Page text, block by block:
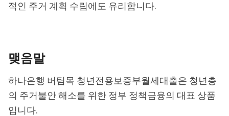
적인 주거 계획 수립에도 유리합니다.
맺음말
하나은행 버팀목 청년전용보증부월세대출은 청년층
의 주거불안 해소를 위한 정부 정책금융의 대표 상품
입니다.